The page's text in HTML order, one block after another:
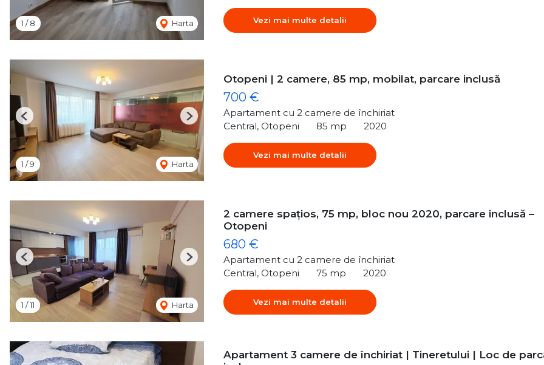
1 /8 Harta Vezi mai multe detalii
1 /9 Harta
Previous Next
Otopeni | 2 camere, 85 mp, mobilat, parcare inclusă
700 €
Apartament cu 2 camere de închiriat
Central, Otopeni
85 mp 2020
Vezi mai multe detalii
1 /11 Harta
Previous Next
2 camere spațios, 75 mp, bloc nou 2020, parcare inclusă –
Otopeni
680 €
Apartament cu 2 camere de închiriat
Central, Otopeni
75 mp 2020
Vezi mai multe detalii
Apartament 3 camere de închiriat | Tineretului | Loc de